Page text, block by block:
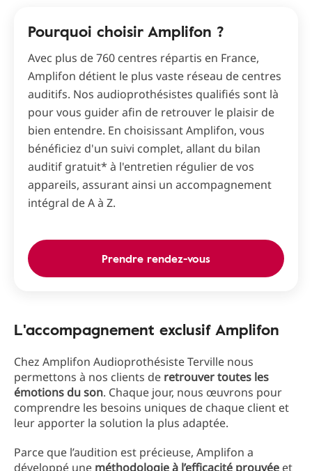
Pourquoi choisir Amplifon ?
Avec plus de 760 centres répartis en France,
Amplifon détient le plus vaste réseau de centres
auditifs. Nos audioprothésistes qualifiés sont là
pour vous guider afin de retrouver le plaisir de
bien entendre. En choisissant Amplifon, vous
bénéficiez d'un suivi complet, allant du bilan
auditif gratuit* à l'entretien régulier de vos
appareils, assurant ainsi un accompagnement
intégral de A à Z.
Prendre rendez-vous
L'accompagnement exclusif Amplifon
Chez Amplifon Audioprothésiste Terville nous
permettons à nos clients de retrouver toutes les
émotions du son. Chaque jour, nous œuvrons pour
comprendre les besoins uniques de chaque client et
leur apporter la solution la plus adaptée.
Parce que l’audition est précieuse, Amplifon a
développé une méthodologie à l’efficacité prouvée et